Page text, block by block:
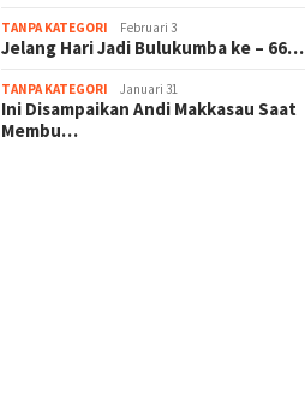
TANPA KATEGORI Februari 3
Jelang Hari Jadi Bulukumba ke – 66…
TANPA KATEGORI Januari 31
Ini Disampaikan Andi Makkasau Saat
Membu…